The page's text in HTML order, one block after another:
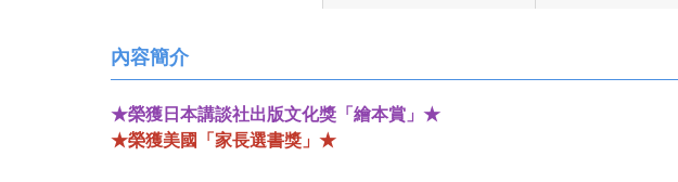
內容簡介
★榮獲日本講談社出版文化獎「繪本賞」★
★榮獲美國「家長選書獎」★